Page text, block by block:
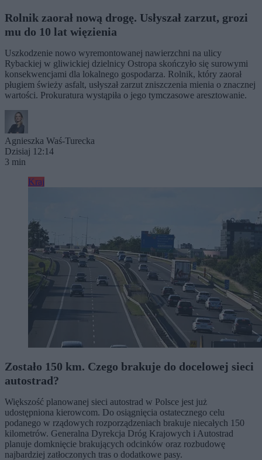
Rolnik zaorał nową drogę. Usłyszał zarzut, grozi
mu do 10 lat więzienia
Uszkodzenie nowo wyremontowanej nawierzchni na ulicy
Rybackiej w gliwickiej dzielnicy Ostropa skończyło się surowymi
konsekwencjami dla lokalnego gospodarza. Rolnik, który zaorał
pługiem świeży asfalt, usłyszał zarzut zniszczenia mienia o znacznej
wartości. Prokuratura wystąpiła o jego tymczasowe aresztowanie.
Agnieszka Waś-Turecka
Dzisiaj 12:14
3 min
Kraj
Zostało 150 km. Czego brakuje do docelowej sieci
autostrad?
Większość planowanej sieci autostrad w Polsce jest już
udostępniona kierowcom. Do osiągnięcia ostatecznego celu
podanego w rządowych rozporządzeniach brakuje niecałych 150
kilometrów. Generalna Dyrekcja Dróg Krajowych i Autostrad
planuje domknięcie brakujących odcinków oraz rozbudowę
najbardziej zatłoczonych tras o dodatkowe pasy.